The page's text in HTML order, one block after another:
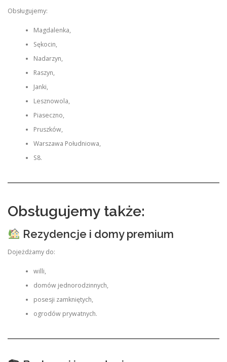
Obsługujemy:
Magdalenka,
Sękocin,
Nadarzyn,
Raszyn,
Janki,
Lesznowola,
Piaseczno,
Pruszków,
Warszawa Południowa,
S8.
Obsługujemy także:
Rezydencje i domy premium
Dojeżdżamy do:
willi,
domów jednorodzinnych,
posesji zamkniętych,
ogrodów prywatnych.